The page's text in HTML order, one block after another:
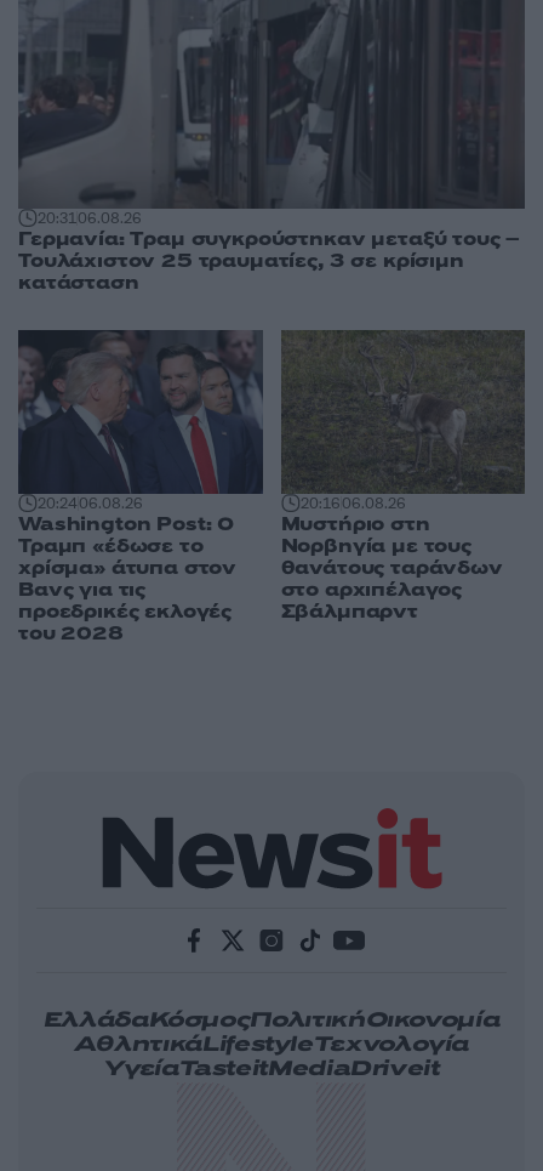
20:3106.08.26
Γερμανία: Tραμ συγκρούστηκαν μεταξύ τους –
Τουλάχιστον 25 τραυματίες, 3 σε κρίσιμη
κατάσταση
20:2406.08.26
Washington Post: Ο
Τραμπ «έδωσε το
χρίσμα» άτυπα στον
Βανς για τις
προεδρικές εκλογές
του 2028
20:1606.08.26
Μυστήριο στη
Νορβηγία με τους
θανάτους ταράνδων
στο αρχιπέλαγος
Σβάλμπαρντ
ΕλλάδαΚόσμοςΠολιτικήΟικονομία
ΑθλητικάLifestyleΤεχνολογία
ΥγείαTasteitMediaDriveit